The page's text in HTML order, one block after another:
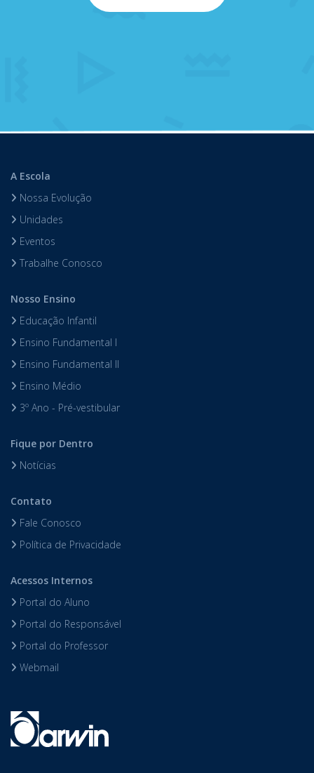
A Escola
Nossa Evolução
Unidades
Eventos
Trabalhe Conosco
Nosso Ensino
Educação Infantil
Ensino Fundamental I
Ensino Fundamental II
Ensino Médio
3º Ano - Pré-vestibular
Fique por Dentro
Notícias
Contato
Fale Conosco
Política de Privacidade
Acessos Internos
Portal do Aluno
Portal do Responsável
Portal do Professor
Webmail